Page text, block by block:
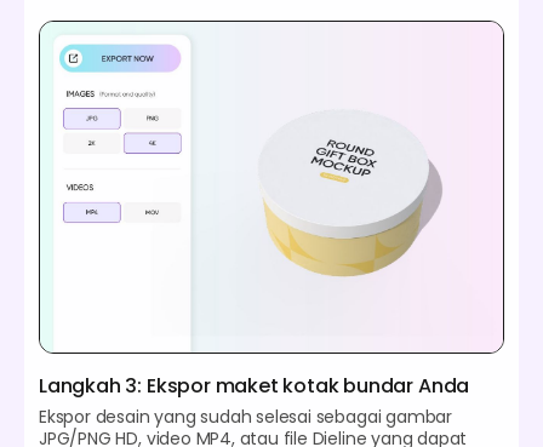
Langkah 3: Ekspor maket kotak bundar Anda
Ekspor desain yang sudah selesai sebagai gambar
JPG/PNG HD, video MP4, atau file Dieline yang dapat